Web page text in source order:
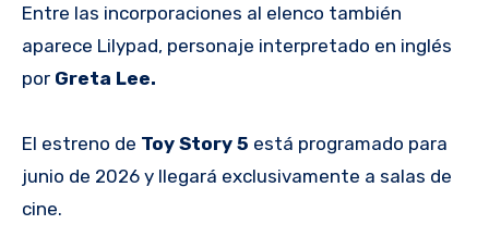
Entre las incorporaciones al elenco también
aparece Lilypad, personaje interpretado en inglés
por Greta Lee.
El estreno de Toy Story 5 está programado para
junio de 2026 y llegará exclusivamente a salas de
cine.